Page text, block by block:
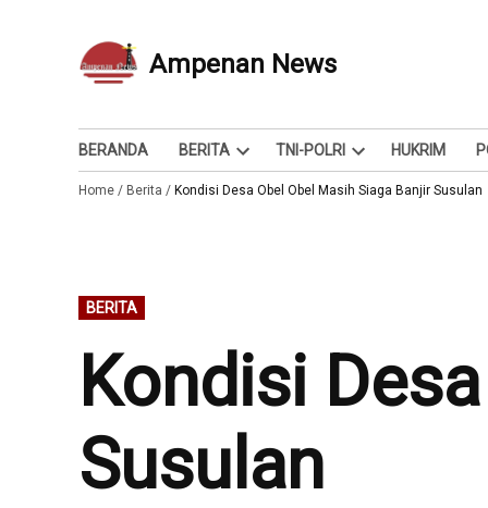
Ampenan News
Berita dan Info
BERANDA BERITA
Open
dropdown
TNI-POLRI
Open
dropdown
HUKRIM
Home / Berita / Kondisi Desa Obel Obel Masih Siaga Banjir Susulan
POSTED
IN
BERITA
Kondisi
Susulan